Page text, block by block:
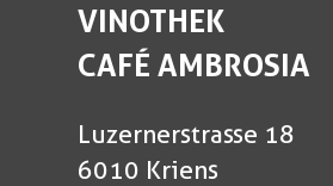
VINOTHEK
CAFÉ AMBROSIA
Luzernerstrasse 18
6010 Kriens